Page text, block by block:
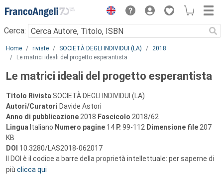
Menu
Cerca:
Main content
Home riviste SOCIETÀ DEGLI INDIVIDUI (LA)
2018
Le matrici ideali del progetto esperantista
Le matrici ideali del progetto esperantista
Titolo Rivista SOCIETÀ DEGLI INDIVIDUI (LA)
Autori/Curatori Davide Astori
Anno di pubblicazione 2018 Fascicolo 2018/62
Lingua Italiano Numero pagine 14 P. 99-112 Dimensione file 207
KB
DOI 10.3280/LAS2018-062017
Il DOI è il codice a barre della proprietà intellettuale: per saperne di
più clicca qui